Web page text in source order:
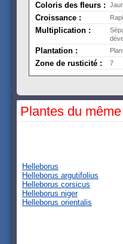
Coloris des fleurs :
Croissance :
Multiplication :
Plantation :
Zone de rusticité : 7
Plantes du
Helleborus
Helleborus argutifolius
Helleborus corsicus
Helleborus niger
Helleborus orientalis